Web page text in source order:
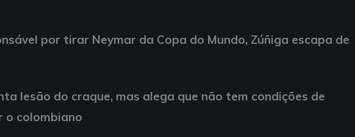
por tirar Neymar da Copa do Mundo, Zúñiga escapa de
lesão do craque, mas alega que não tem condições de
o colombiano